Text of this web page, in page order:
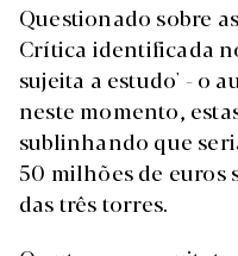
Questionado sobre
Crítica identificada
sujeita a estudo' - o
neste momento,
sublinhando que
50 milhões de euros
das três torres.